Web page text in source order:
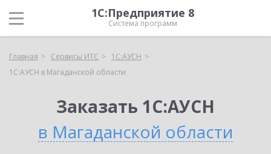
1С:Предприятие 8
Система программ
Главная Сервисы ИТС
1С:АУСН
1С:АУСН в Магаданской области
Заказать 1С:АУСН
в Магаданской области